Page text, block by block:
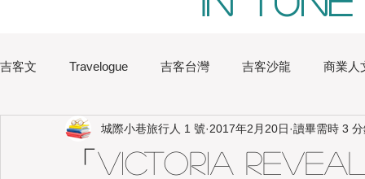
吉客文 Travelogue 吉客台灣 吉客沙龍 商業人
Chi Hsu Water Lin Australia Boston
「Victoria
城際小巷旅行人 1 號 2017年2月20日 讀畢需時 3